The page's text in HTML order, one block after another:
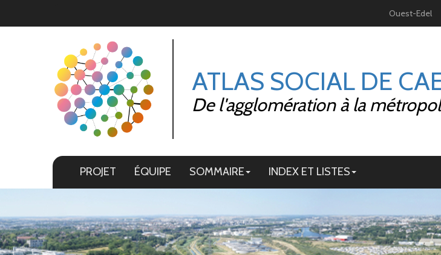
Ouest-Edel
ATLAS SOCIAL DE
De l'agglomération à la
PROJET ÉQUIPE SOMMAIRE INDEX ET LISTES